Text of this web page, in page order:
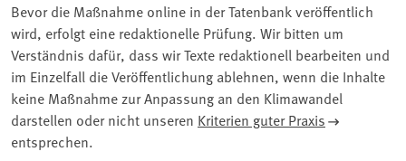
Bevor die Maßnahme online in der Tatenbank veröffentlich
wird, erfolgt eine redaktionelle Prüfung. Wir bitten um
Verständnis dafür, dass wir Texte redaktionell bearbeiten und
im Einzelfall die Veröffentlichung ablehnen, wenn die Inhalte
keine Maßnahme zur Anpassung an den Klimawandel
darstellen oder nicht unseren Kriterien guter Praxis
entsprechen.